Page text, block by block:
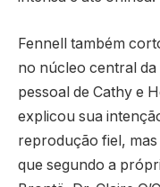
Fennell também
no núcleo central
pessoal de Cathy e
explicou sua
reprodução fiel,
que segundo a